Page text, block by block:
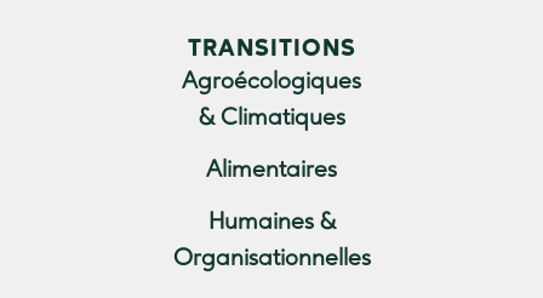
TRANSITIONS
Agroécologiques
& Climatiques
Alimentaires
Humaines &
Organisationnelles